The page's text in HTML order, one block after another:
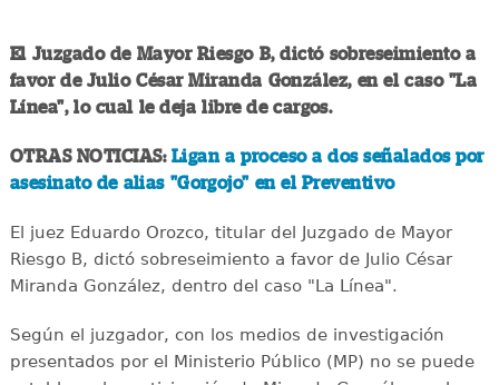
El Juzgado de Mayor Riesgo B, dictó sobreseimiento a
favor de Julio César Miranda González, en el caso "La
Línea", lo cual le deja libre de cargos.
OTRAS NOTICIAS: Ligan a proceso a dos señalados por
asesinato de alias "Gorgojo" en el Preventivo
El juez Eduardo Orozco, titular del Juzgado de Mayor
Riesgo B, dictó sobreseimiento a favor de Julio César
Miranda González, dentro del caso "La Línea".
Según el juzgador, con los medios de investigación
presentados por el Ministerio Público (MP) no se puede